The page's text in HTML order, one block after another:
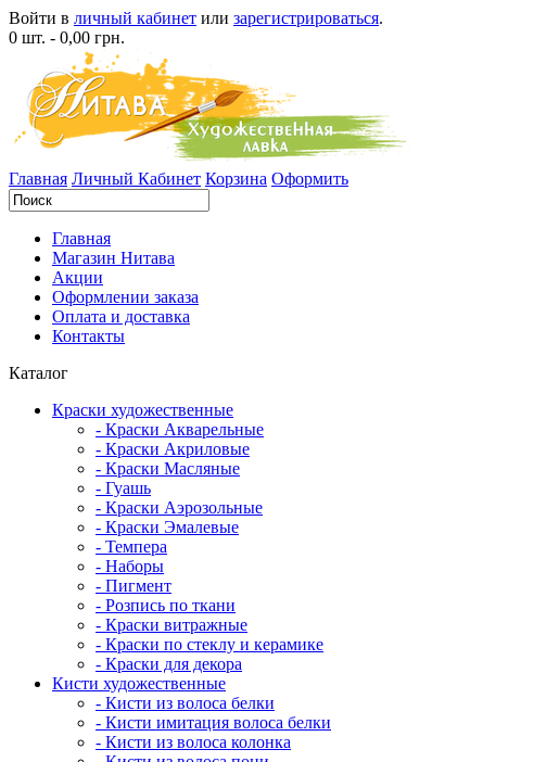
Войти в личный кабинет или зарегистрироваться.
0 шт. - 0,00 грн.
Главная Личный Кабинет Корзина Оформить
Главная
Магазин Нитава
Акции
Оформлении заказа
Оплата и доставка
Контакты
Каталог
Краски художественные
- Краски Акварельные
- Краски Акриловые
- Краски Масляные
- Гуашь
- Краски Аэрозольные
- Краски Эмалевые
- Темпера
- Наборы
- Пигмент
- Розпись по ткани
- Краски витражные
- Краски по стеклу и керамике
- Краски для декора
Кисти художественные
- Кисти из волоса белки
- Кисти имитация волоса белки
- Кисти из волоса колонка